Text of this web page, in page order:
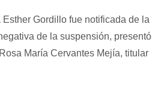
Esther Gordillo fue notificada de la
de la suspensión, presentó
María Cervantes Mejía, titular